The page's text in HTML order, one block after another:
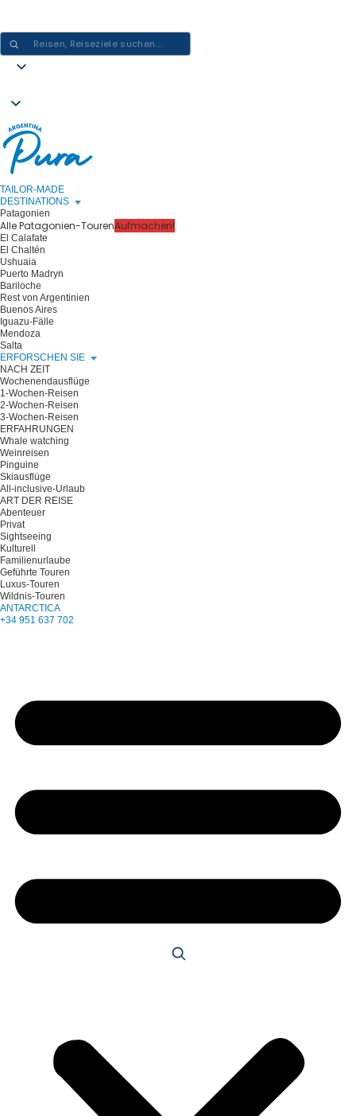
TAILOR-MADE
DESTINATIONS
Patagonien
Alle Patagonien-TourenAufmachen!
El Calafate
El Chaltén
Ushuaia
Puerto Madryn
Bariloche
Rest von Argentinien
Buenos Aires
Iguazu-Fälle
Mendoza
Salta
ERFORSCHEN SIE
NACH ZEIT
Wochenendausflüge
1-Wochen-Reisen
2-Wochen-Reisen
3-Wochen-Reisen
ERFAHRUNGEN
Whale watching
Weinreisen
Pinguine
Skiausflüge
All-inclusive-Urlaub
ART DER REISE
Abenteuer
Privat
Sightseeing
Kulturell
Familienurlaube
Geführte Touren
Luxus-Touren
Wildnis-Touren
ANTARCTICA
+34 951 637 702